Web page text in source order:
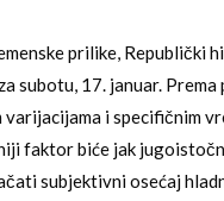
prilike, Republički
subotu, 17. januar. Prema
i specifičnim
faktor biće jak
subjektivni osećaj